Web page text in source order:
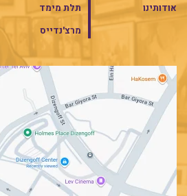
אודותינו
תלת מימד
מרצ'נדייס